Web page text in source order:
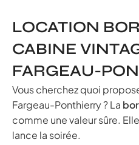
LOCATION
CABINE
FARGEAU-
Vous cherchez quoi
Fargeau-Ponthierry ? La
comme une valeur sûre.
lance la soirée.